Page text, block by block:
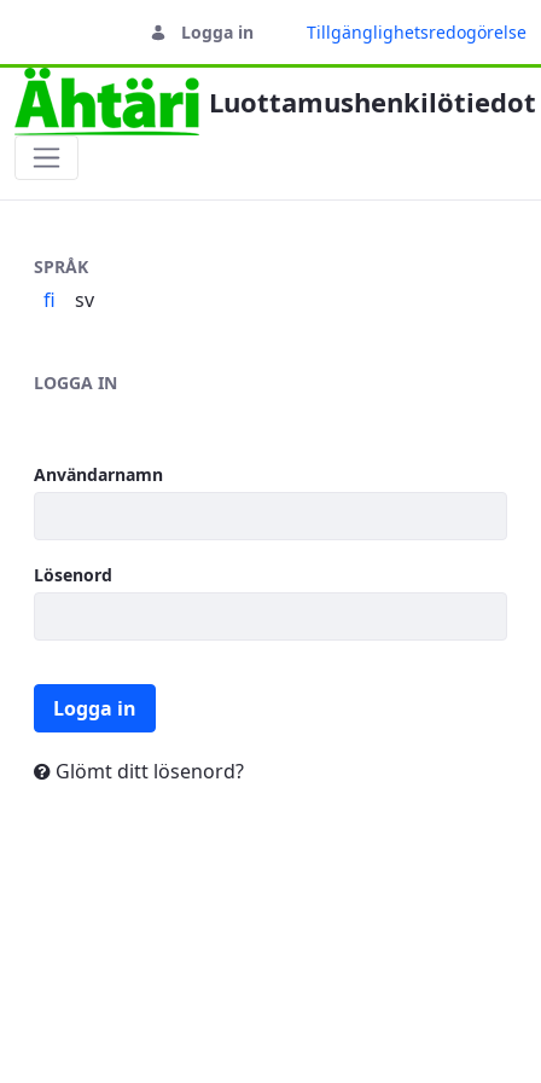
Logga in Tillgänglighetsredogörelse
Luottamushenkilötiedot
Inlogging
SPRÅK
fi sv
LOGGA IN
Användarnamn
Lösenord
Logga in
Glömt ditt lösenord?